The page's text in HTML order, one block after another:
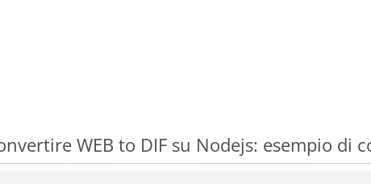
WEB to DIF su Nodejs: esempio di